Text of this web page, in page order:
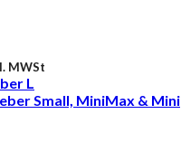
MWSt
Small, MiniMax & Mini